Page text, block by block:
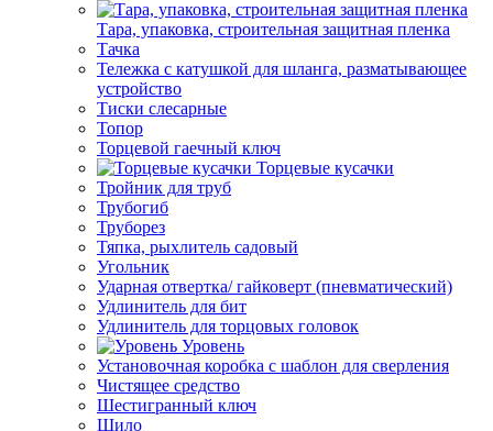
Тара, упаковка, строительная защитная пленка
Тачка
Тележка с катушкой для шланга, разматывающее
устройство
Тиски слесарные
Топор
Торцевой гаечный ключ
Торцевые кусачки
Тройник для труб
Трубогиб
Труборез
Тяпка, рыхлитель садовый
Угольник
Ударная отвертка/ гайковерт (пневматический)
Удлинитель для бит
Удлинитель для торцовых головок
Уровень
Установочная коробка с шаблон для сверления
Чистящее средство
Шестигранный ключ
Шило